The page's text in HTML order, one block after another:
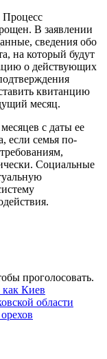
В заявлении
сведения обо
на который будут
о действующих
квитанцию
месяц.
с даты ее
если семья по-
Социальные
проголосовать.
Киев
области